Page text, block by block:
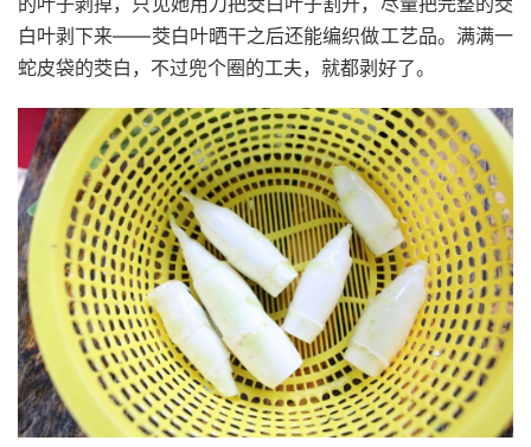
白叶剥下来——茭白叶晒干之后还能编织做工艺品。满满一
蛇皮袋的茭白，不过兜个圈的工夫，就都剥好了。